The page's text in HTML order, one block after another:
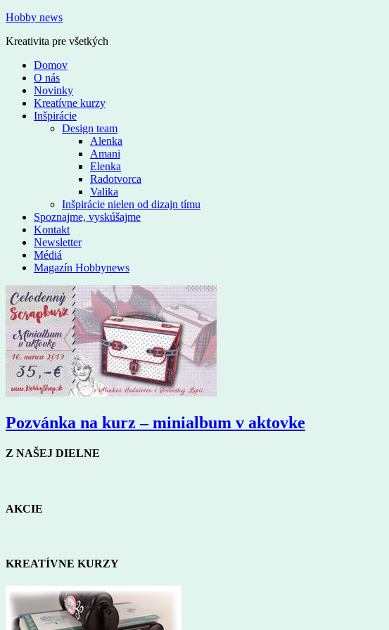
Hobby news
Kreativita pre všetkých
Domov
O nás
Novinky
Kreatívne kurzy
Inšpirácie
Design team
Alenka
Amani
Elenka
Radotvorca
Valika
Inšpirácie nielen od dizajn tímu
Spoznajme, vyskúšajme
Kontakt
Newsletter
Médiá
Magazín Hobbynews
Pozvánka na kurz – minialbum v aktovke
Z NAŠEJ DIELNE
AKCIE
KREATÍVNE KURZY